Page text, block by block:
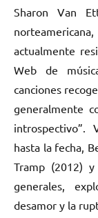
Sharon Van
actualmente
Web de
canciones
generalmente
introspectivo”.
hasta la fecha,
Tramp (2012)
generales,
desamor y la